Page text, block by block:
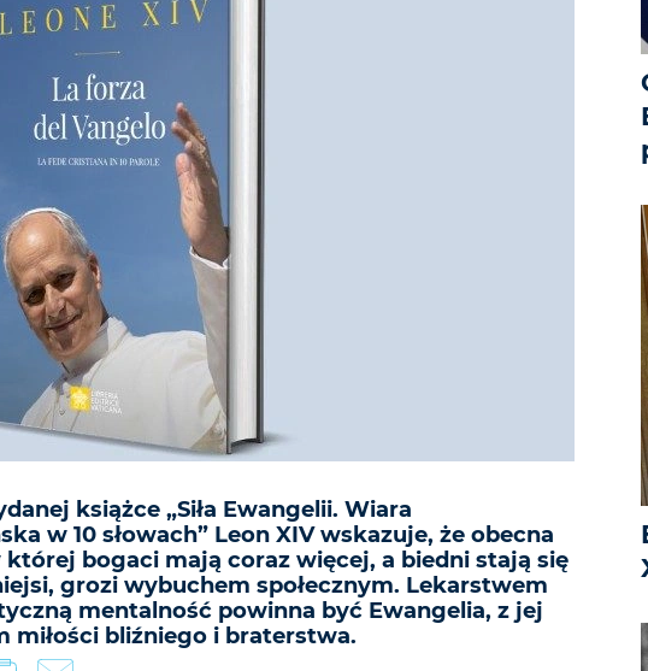
książce „Siła Ewangelii. Wiara
w 10 słowach” Leon XIV wskazuje, że obecna
bogaci mają coraz więcej, a biedni stają się
grozi wybuchem społecznym. Lekarstwem
mentalność powinna być Ewangelia, z jej
miłości bliźniego i braterstwa.